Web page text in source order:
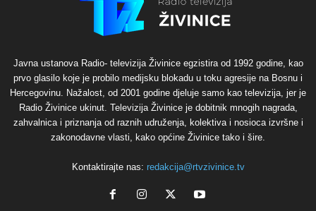
Javna ustanova Radio- televizija Živinice egzistira od 1992 godine, kao
prvo glasilo koje je probilo medijsku blokadu u toku agresije na Bosnu i
Hercegovinu. Nažalost, od 2001 godine djeluje samo kao televizija, jer je
Radio Živinice ukinut. Televizija Živinice je dobitnik mnogih nagrada,
zahvalnica i priznanja od raznih udruženja, kolektiva i nosioca izvršne i
zakonodavne vlasti, kako općine Živinice tako i šire.
Kontaktirajte nas: redakcija@rtvzivinice.tv